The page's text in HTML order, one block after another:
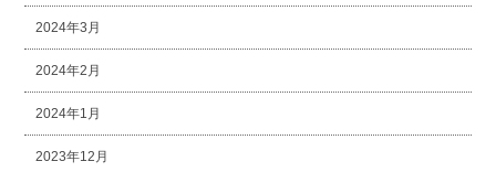
2024年3月
2024年2月
2024年1月
2023年12月